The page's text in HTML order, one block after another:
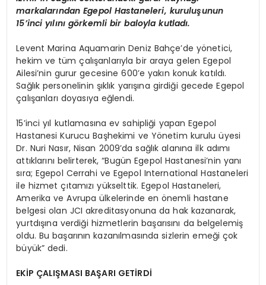
markalarından Egepol Hastaneleri, kuruluşunun
15’inci yılını görkemli bir baloyla kutladı.
Levent Marina Aquamarin Deniz Bahçe’de yönetici,
hekim ve tüm çalışanlarıyla bir araya gelen Egepol
Ailesi’nin gurur gecesine 600’e yakın konuk katıldı.
Sağlık personelinin şıklık yarışına girdiği gecede Egepol
çalışanları doyasıya eğlendi.
15’inci yıl kutlamasına ev sahipliği yapan Egepol
Hastanesi Kurucu Başhekimi ve Yönetim kurulu üyesi
Dr. Nuri Nasır, Nisan 2009’da sağlık alanına ilk adımı
attıklarını belirterek, “Bugün Egepol Hastanesi’nin yanı
sıra; Egepol Cerrahi ve Egepol International Hastaneleri
ile hizmet çıtamızı yükselttik. Egepol Hastaneleri,
Amerika ve Avrupa ülkelerinde en önemli hastane
belgesi olan JCI akreditasyonuna da hak kazanarak,
yurtdışına verdiği hizmetlerin başarısını da belgelemiş
oldu. Bu başarının kazanılmasında sizlerin emeği çok
büyük” dedi.
EKİP ÇALIŞMASI BAŞARI GETİRDİ